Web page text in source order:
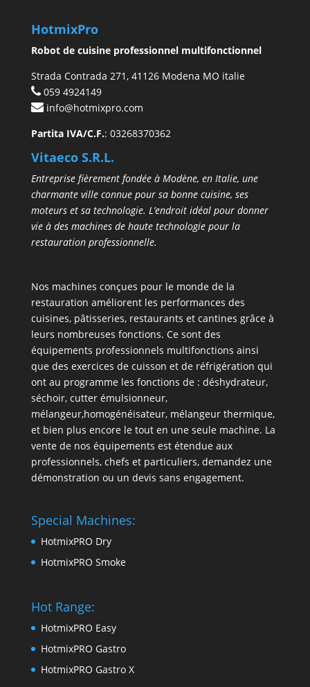
HotmixPro
Robot de cuisine professionnel multifonctionnel
Strada Contrada 271, 41126 Modena MO italie
059 4924149
info@hotmixpro.com
Partita IVA/C.F.: 03268370362
Vitaeco S.R.L.
Entreprise fièrement fondée à Modène, en Italie, une
charmante ville connue pour sa bonne cuisine, ses
moteurs et sa technologie. L’endroit idéal pour donner
vie à des machines de haute technologie pour la
restauration professionnelle.
Nos machines conçues pour le monde de la
restauration améliorent les performances des
cuisines, pâtisseries, restaurants et cantines grâce à
leurs nombreuses fonctions. Ce sont des
équipements professionnels multifonctions ainsi
que des exercices de cuisson et de réfrigération qui
ont au programme les fonctions de : déshydrateur,
séchoir, cutter émulsionneur,
mélangeur,homogénéisateur, mélangeur thermique,
et bien plus encore le tout en une seule machine. La
vente de nos équipements est étendue aux
professionnels, chefs et particuliers, demandez une
démonstration ou un devis sans engagement.
Special Machines:
HotmixPRO Dry
HotmixPRO Smoke
Hot Range:
HotmixPRO Easy
HotmixPRO Gastro
HotmixPRO Gastro X